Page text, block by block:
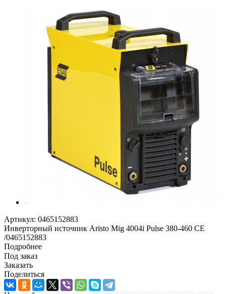
Артикул: 0465152883
Инверторный источник Aristo Mig 4004i Pulse 380-460 CE
/0465152883
Подробнее
Под заказ
Заказать
Поделиться